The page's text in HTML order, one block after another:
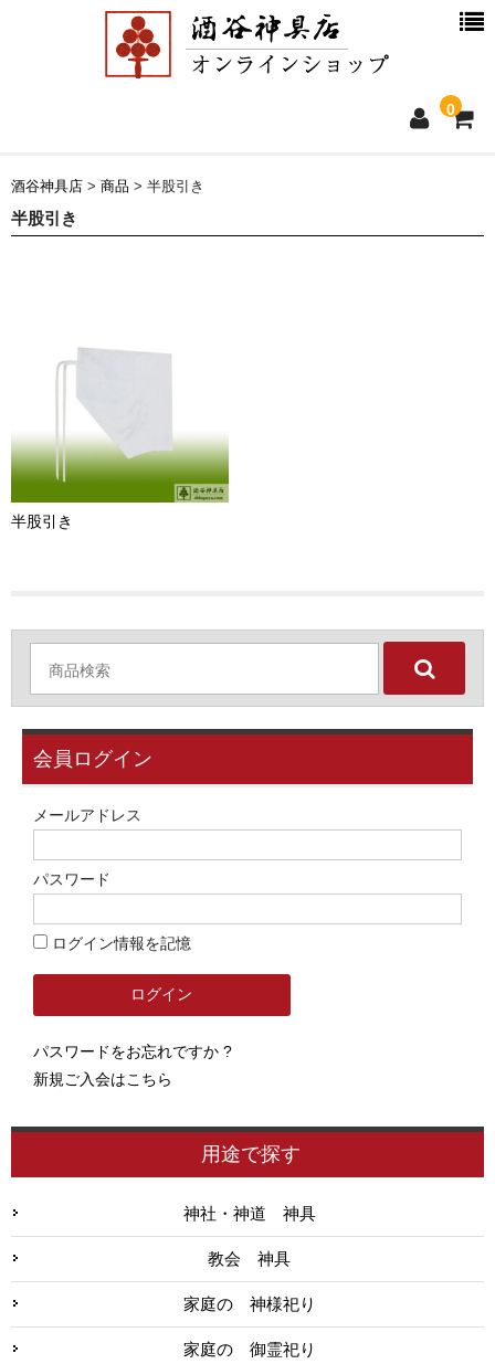
0
新着情報
会社概要
お買物かご
酒谷神具店 > 商品 > 半股引き
半股引き
半股引き
会員ログイン
メールアドレス
パスワード
ログイン情報を記憶
パスワードをお忘れですか ?
新規ご入会はこちら
用途で探す
神社・神道 神具
教会 神具
家庭の 神様祀り
家庭の 御霊祀り